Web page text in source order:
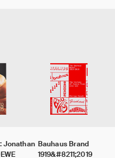
Jonathan Bauhaus Brand
1919&#8211;2019